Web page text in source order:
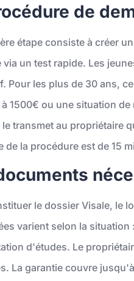
de
étape consiste à créer
via un test rapide. Les
Pour les plus de 30 ans,
1500€ ou une situation
le transmet au propriétaire
de la procédure est de 15
le dossier Visale, le
varient selon la
d'études. Le
La garantie couvre